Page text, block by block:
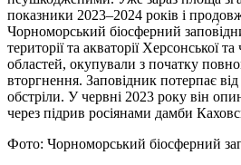
показники 2023–2024 років і
Чорноморський біосферний
території та акваторії Херсонської
областей, окупували з початку
вторгнення. Заповідник потерпає
обстріли. У червні 2023 року він
через підрив росіянами дамби
Фото: Чорноморський біосферний